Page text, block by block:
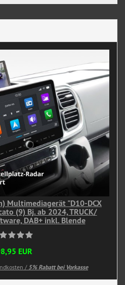
Multimediagerät "D10-DCX
(9) Bj. ab 2024, TRUCK/
DAB+ inkl. Blende
EUR
/ 5% Rabatt bei Vorkasse